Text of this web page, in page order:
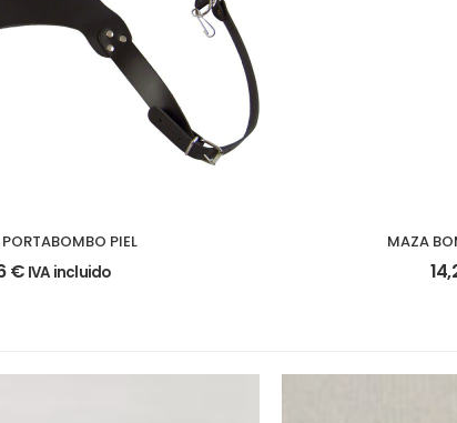
PIEL
€ IVA incluido
MAZA